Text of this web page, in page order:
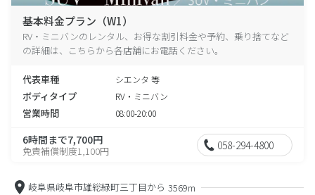
基本料金プラン（W1）
RV・ミニバンのレンタル、お得な割引料金や予約、乗り捨てなど
の詳細は、こちらから各店舗にお電話ください。
代表車種 シエンタ 等
ボディタイプ RV・ミニバン
営業時間 08:00-20:00
6時間まで7,700円
免責補償制度1,100円 058-294-4800
岐阜県岐阜市雄総緑町三丁目から 3569m